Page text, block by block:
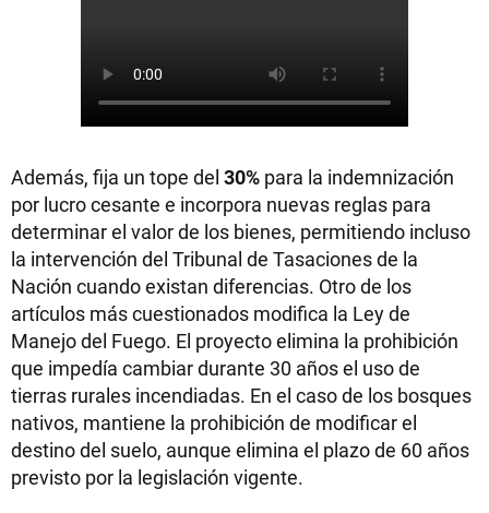
Además, fija un tope del 30% para la indemnización
por lucro cesante e incorpora nuevas reglas para
determinar el valor de los bienes, permitiendo incluso
la intervención del Tribunal de Tasaciones de la
Nación cuando existan diferencias. Otro de los
artículos más cuestionados modifica la Ley de
Manejo del Fuego. El proyecto elimina la prohibición
que impedía cambiar durante 30 años el uso de
tierras rurales incendiadas. En el caso de los bosques
nativos, mantiene la prohibición de modificar el
destino del suelo, aunque elimina el plazo de 60 años
previsto por la legislación vigente.